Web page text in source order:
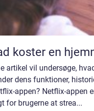
koster en
artikel vil undersøge,
dens funktioner,
appen? Netflix-appen
for brugerne at strea...